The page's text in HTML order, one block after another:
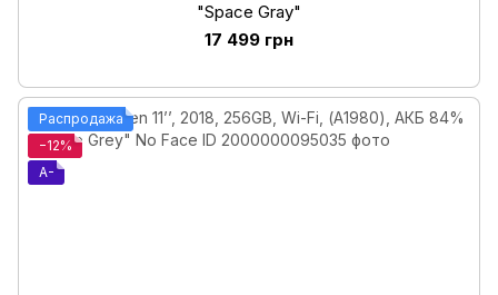
"Space Gray"
17 499 грн
Распродажа
−12%
A-